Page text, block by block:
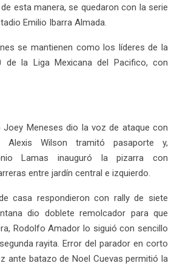
esta manera, se quedaron con la serie
Emilio Ibarra Almada.
se mantienen como los líderes de la
de la Liga Mexicana del Pacifico, con
Joey Meneses dio la voz de ataque con
Alexis Wilson tramitó pasaporte y,
Lamas inauguró la pizarra con
entre jardín central e izquierdo.
casa respondieron con rally de siete
dio doblete remolcador para que
Rodolfo Amador lo siguió con sencillo
rayita. Error del parador en corto
ante batazo de Noel Cuevas permitió la